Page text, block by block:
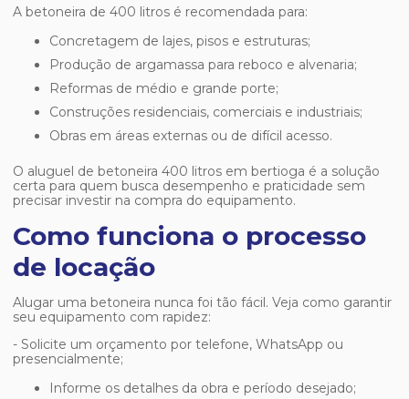
A betoneira de 400 litros é recomendada para:
Concretagem de lajes, pisos e estruturas;
Produção de argamassa para reboco e alvenaria;
Reformas de médio e grande porte;
Construções residenciais, comerciais e industriais;
Obras em áreas externas ou de difícil acesso.
O aluguel de betoneira 400 litros em bertioga é a solução
certa para quem busca desempenho e praticidade sem
precisar investir na compra do equipamento.
Como funciona o processo
de locação
Alugar uma betoneira nunca foi tão fácil. Veja como garantir
seu equipamento com rapidez:
- Solicite um orçamento por telefone, WhatsApp ou
presencialmente;
Informe os detalhes da obra e período desejado;